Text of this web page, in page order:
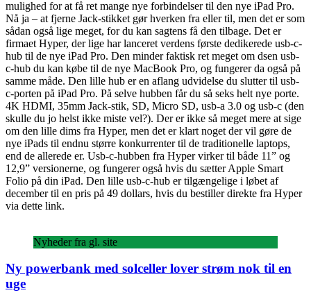
mulighed for at få ret mange nye forbindelser til den nye iPad Pro.
Nå ja – at fjerne Jack-stikket gør hverken fra eller til, men det er som
sådan også lige meget, for du kan sagtens få den tilbage. Det er
firmaet Hyper, der lige har lanceret verdens første dedikerede usb-c-
hub til de nye iPad Pro. Den minder faktisk ret meget om dsen usb-
c-hub du kan købe til de nye MacBook Pro, og fungerer da også på
samme måde. Den lille hub er en aflang udvidelse du slutter til usb-
c-porten på iPad Pro. På selve hubben får du så seks helt nye porte.
4K HDMI, 35mm Jack-stik, SD, Micro SD, usb-a 3.0 og usb-c (den
skulle du jo helst ikke miste vel?). Der er ikke så meget mere at sige
om den lille dims fra Hyper, men det er klart noget der vil gøre de
nye iPads til endnu større konkurrenter til de traditionelle laptops,
end de allerede er. Usb-c-hubben fra Hyper virker til både 11” og
12,9” versionerne, og fungerer også hvis du sætter Apple Smart
Folio på din iPad. Den lille usb-c-hub er tilgængelige i løbet af
december til en pris på 49 dollars, hvis du bestiller direkte fra Hyper
via dette link.
Nyheder fra gl. site
Ny powerbank med solceller lover strøm nok til en
uge